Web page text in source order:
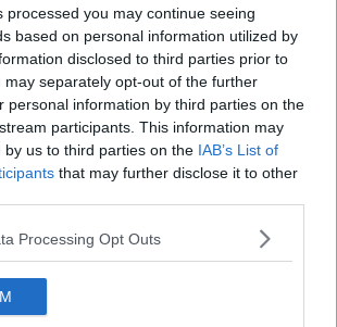
processed you may continue seeing
based on personal information utilized by
disclosed to third parties prior to
may separately opt-out of the further
personal information by third parties on the
participants. This information may
by us to third parties on the IAB’s List of
that may further disclose it to other
Processing Opt Outs
. Al momento, per parchi e riserve naturali
infatti utilizzate le Gav già formate.
compiuti altri passi performare nuove
convenzionicon le Province.
su elementi essenziali del patrimonio
regionale, con supporto tecnico-operativo
di tartarughe marine
boschi vetusti